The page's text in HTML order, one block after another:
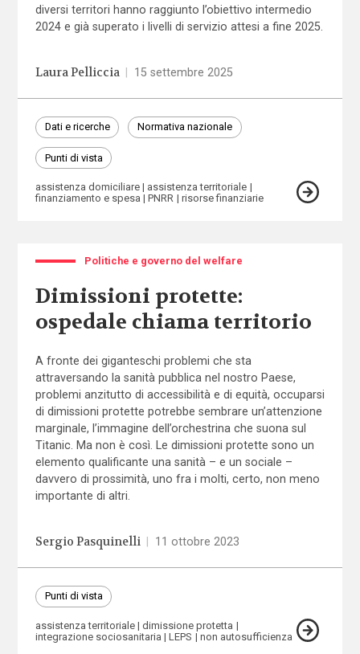
diversi territori hanno raggiunto l’obiettivo intermedio
2024 e già superato i livelli di servizio attesi a fine 2025.
Laura Pelliccia 15 settembre 2025
Dati e ricerche Normativa nazionale
Punti di vista
assistenza domiciliare
assistenza territoriale
finanziamento e spesa
PNRR risorse finanziarie
Politiche e governo del welfare
Dimissioni protette:
ospedale chiama territorio
A fronte dei giganteschi problemi che sta
attraversando la sanità pubblica nel nostro Paese,
problemi anzitutto di accessibilità e di equità, occuparsi
di dimissioni protette potrebbe sembrare un’attenzione
marginale, l’immagine dell’orchestrina che suona sul
Titanic. Ma non è così. Le dimissioni protette sono un
elemento qualificante una sanità – e un sociale –
davvero di prossimità, uno fra i molti, certo, non meno
importante di altri.
Sergio Pasquinelli 11 ottobre 2023
Punti di vista
assistenza territoriale
dimissione protetta
integrazione sociosanitaria
LEPS non autosufficienza